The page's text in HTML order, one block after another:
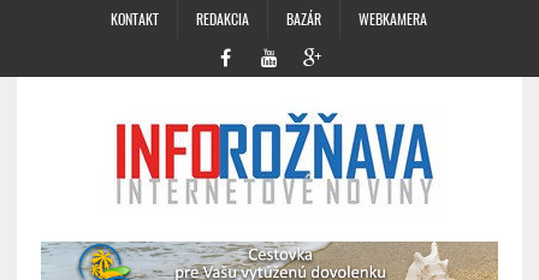
KONTAKT REDAKCIA BAZÁR WEBKAMERA